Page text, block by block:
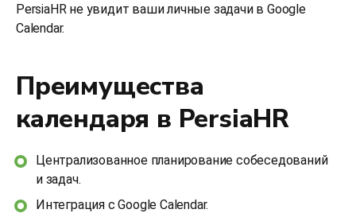
PersiaHR не увидит ваши личные задачи в Google
Calendar.
Преимущества
календаря в PersiaHR
Централизованное планирование собеседований
и задач.
Интеграция с Google Calendar.